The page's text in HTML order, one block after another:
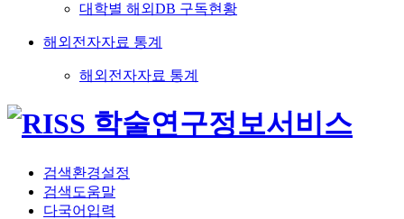
대학별 해외DB 구독현황
해외전자자료 통계
해외전자자료 통계
검색환경설정
검색도움말
다국어입력